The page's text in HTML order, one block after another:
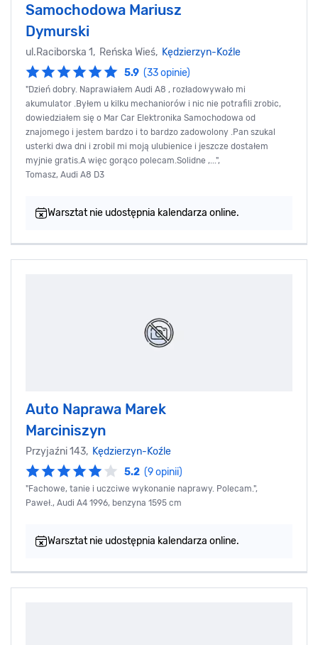
Samochodowa Mariusz
Dymurski
ul.Raciborska 1, Reńska Wieś, Kędzierzyn-Koźle
5.9 (33 opinie)
"Dzień dobry. Naprawiałem Audi A8 , rozładowywało mi
akumulator .Byłem u kilku mechaniorów i nic nie potrafili zrobic,
dowiedziałem się o Mar Car Elektronika Samochodowa od
znajomego i jestem bardzo i to bardzo zadowolony .Pan szukal
usterki dwa dni i zrobil mi moją ulubienice i jeszcze dostałem
myjnie gratis.A więc gorąco polecam.Solidne ,...",
Tomasz, Audi A8 D3
Warsztat nie udostępnia kalendarza online.
Auto Naprawa Marek
Marciniszyn
Przyjaźni 143, Kędzierzyn-Koźle
5.2 (9 opinii)
"Fachowe, tanie i uczciwe wykonanie naprawy. Polecam.",
Paweł., Audi A4 1996, benzyna 1595 cm
Warsztat nie udostępnia kalendarza online.